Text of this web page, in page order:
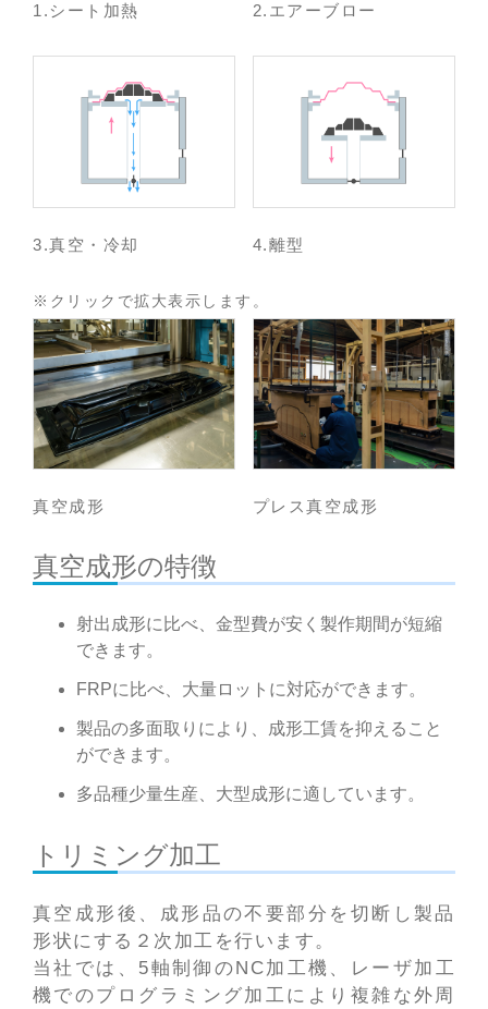
シート加熱 エアーブロー
真空・冷却 離型
※クリックで拡大表示します。
真空成形 プレス真空成形
真空成形の特徴
射出成形に比べ、金型費が安く製作期間が短縮
できます。
FRPに比べ、大量ロットに対応ができます。
製品の多面取りにより、成形工賃を抑えること
ができます。
多品種少量生産、大型成形に適しています。
トリミング加工
真空成形後、成形品の不要部分を切断し製品
形状にする２次加工を行います。
当社では、5軸制御のNC加工機、レーザ加工
機でのプログラミング加工により複雑な外周